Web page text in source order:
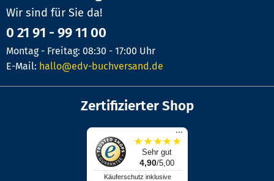
Wir sind für Sie da!
0 21 91 - 99 11 00
Montag - Freitag: 08:30 - 17:00 Uhr
E-Mail: hallo@edv-buchversand.de
Zertifizierter Shop
...
★★★★★
Sehr gut
4,90/5,00
Käuferschutz inklusive